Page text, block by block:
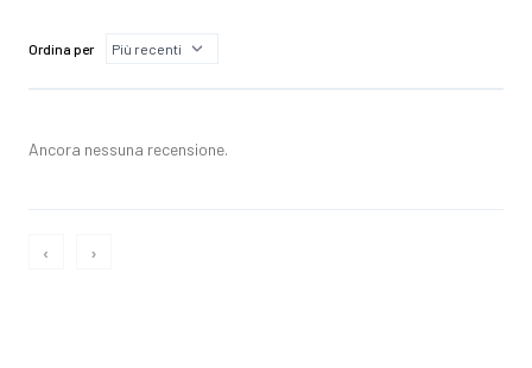
Ordina per
Ancora nessuna recensione.
‹ ›